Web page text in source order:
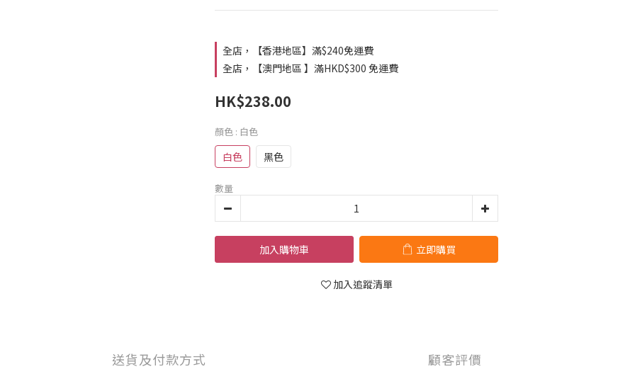
全店，【香港地區】滿$240免運費
全店，【澳門地區 】滿HKD$300 免運費
HK$238.00
顏色 : 白色
白色 黑色
數量
加入購物車 立即購買
加入追蹤清單
送貨及付款方式 顧客評價